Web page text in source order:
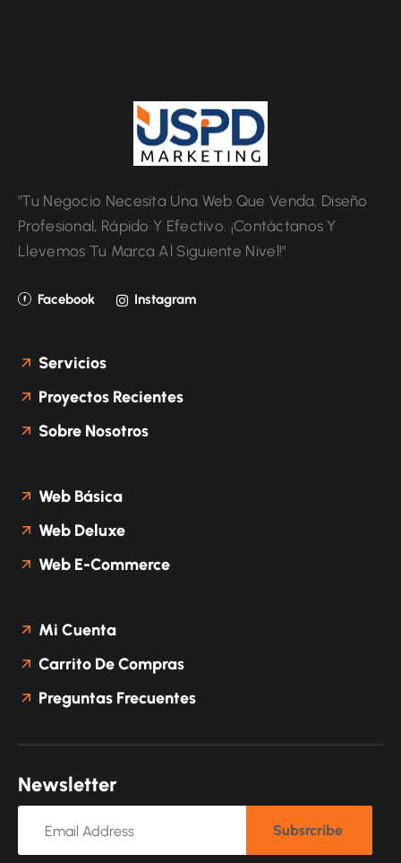
"Tu Negocio Necesita Una Web Que Venda. Diseño
Profesional, Rápido Y Efectivo. ¡Contáctanos Y
Llevemos Tu Marca Al Siguiente Nivel!"
Facebook Instagram
Servicios
Proyectos Recientes
Sobre Nosotros
Web Básica
Web Deluxe
Web E-Commerce
Mi Cuenta
Carrito De Compras
Preguntas Frecuentes
Newsletter
Subsrcribe